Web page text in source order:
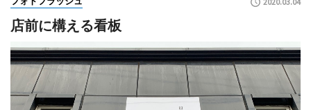
店前に構える看板